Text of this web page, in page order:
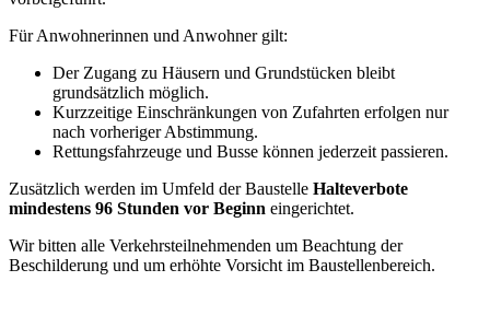
Für Anwohnerinnen und Anwohner gilt:
Der Zugang zu Häusern und Grundstücken bleibt
grundsätzlich möglich.
Kurzzeitige Einschränkungen von Zufahrten erfolgen nur
nach vorheriger Abstimmung.
Rettungsfahrzeuge und Busse können jederzeit passieren.
Zusätzlich werden im Umfeld der Baustelle Halteverbote
mindestens 96 Stunden vor Beginn eingerichtet.
Wir bitten alle Verkehrsteilnehmenden um Beachtung der
Beschilderung und um erhöhte Vorsicht im Baustellenbereich.